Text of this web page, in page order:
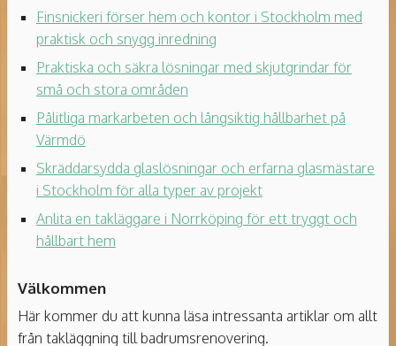
Finsnickeri förser hem och kontor i Stockholm med
praktisk och snygg inredning
Praktiska och säkra lösningar med skjutgrindar för
små och stora områden
Pålitliga markarbeten och långsiktig hållbarhet på
Värmdö
Skräddarsydda glaslösningar och erfarna glasmästare
i Stockholm för alla typer av projekt
Anlita en takläggare i Norrköping för ett tryggt och
hållbart hem
Välkommen
Här kommer du att kunna läsa intressanta artiklar om allt
från takläggning till badrumsrenovering.